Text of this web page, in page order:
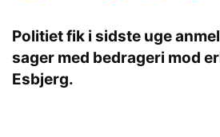
Politiet fik i sidste uge
sager med bedrageri mod
Esbjerg.